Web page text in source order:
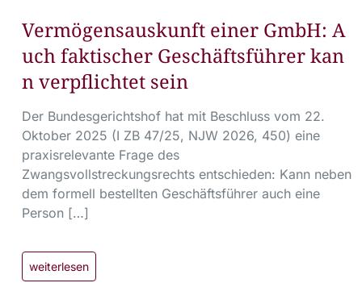
Vermögensauskunft einer GmbH: A
uch faktischer Geschäftsführer kan
n verpflichtet sein
Der Bundesgerichtshof hat mit Beschluss vom 22.
Oktober 2025 (I ZB 47/25, NJW 2026, 450) eine
praxisrelevante Frage des
Zwangsvollstreckungsrechts entschieden: Kann neben
dem formell bestellten Geschäftsführer auch eine
Person […]
weiterlesen